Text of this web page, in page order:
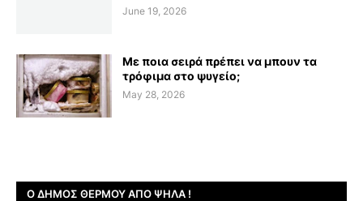
June 19, 2026
Με ποια σειρά πρέπει να μπουν τα
τρόφιμα στο ψυγείο;
May 28, 2026
Ο ΔΉΜΟΣ ΘΈΡΜΟΥ ΑΠΌ ΨΗΛΆ !